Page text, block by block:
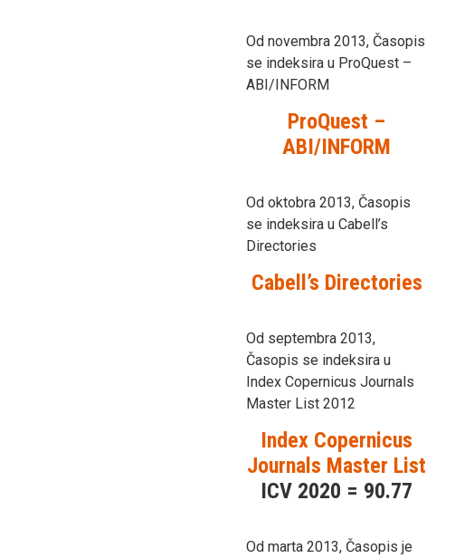
Od novembra 2013, Časopis
se indeksira u ProQuest –
ABI/INFORM
ProQuest –
ABI/INFORM
Od oktobra 2013, Časopis
se indeksira u Cabell’s
Directories
Cabell’s Directories
Od septembra 2013,
Časopis se indeksira u
Index Copernicus Journals
Master List 2012
Index Copernicus
Journals Master List
ICV 2020 = 90.77
Od marta 2013, Časopis je